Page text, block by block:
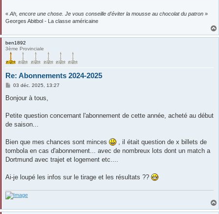
« Ah, encore une chose. Je vous conseille d'éviter la mousse au chocolat du patron »
Georges Abitbol - La classe américaine
ben1892
3ème Provinciale
Re: Abonnements 2024-2025
M
s
g
03 déc. 2025, 13:27
Bonjour à tous,
Petite question concernant l'abonnement de cette année, acheté au début
de saison...
Bien que mes chances sont minces
, il était question de x billets de
tombola en cas d'abonnement... avec de nombreux lots dont un match a
Dortmund avec trajet et logement etc....
Ai-je loupé les infos sur le tirage et les résultats ??